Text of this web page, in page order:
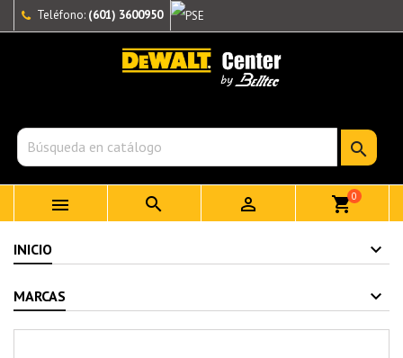
Teléfono: (601) 3600950

   shopping_cart0
INICIO
MARCAS